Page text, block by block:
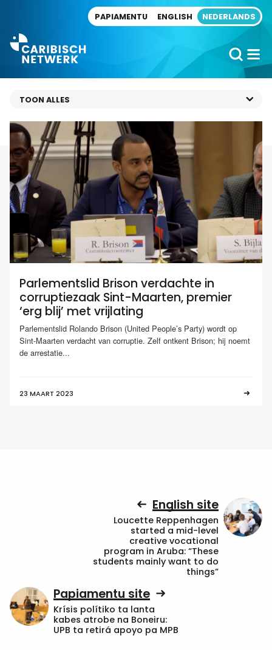
PAPIAMENTU ENGLISH NEDERLANDS
Parlementslid Brison verdachte in
corruptiezaak Sint-Maarten, premier
‘erg blij’ met vrijlating
Parlementslid Rolando Brison (United People’s Party) wordt op
Sint-Maarten verdacht van corruptie. Zelf ontkent Brison; hij noemt
de arrestatie...
23 MAART 2023
English site
Loucette Reppenhagen
started a mid-level
creative vocational
program in Aruba: “These
students mainly want to do
things”
Papiamentu site
Krísis polítiko ta lanta
kabes atrobe na Boneiru:
UPB ta retirá apoyo pa MPB